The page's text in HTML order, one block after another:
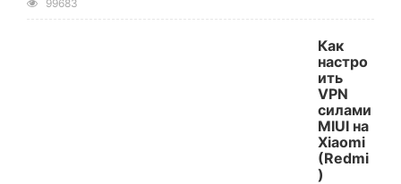
99683
Как
настро
ить
VPN
силами
MIUI на
Xiaomi
(Redmi
)